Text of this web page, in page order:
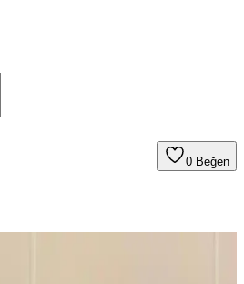
0 Beğen